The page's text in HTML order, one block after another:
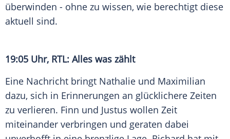
überwinden - ohne zu wissen, wie berechtigt diese
aktuell sind.
19:05 Uhr, RTL: Alles was zählt
Eine Nachricht bringt Nathalie und Maximilian
dazu, sich in Erinnerungen an glücklichere Zeiten
zu verlieren. Finn und Justus wollen Zeit
miteinander verbringen und geraten dabei